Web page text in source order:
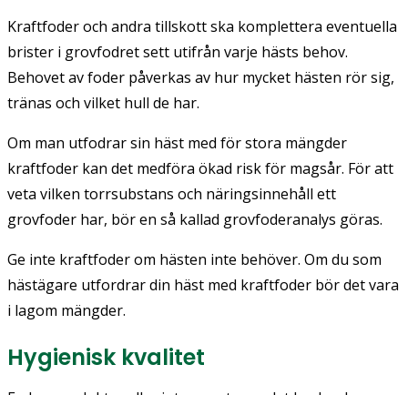
Kraftfoder och andra tillskott ska komplettera eventuella
brister i grovfodret sett utifrån varje hästs behov.
Behovet av foder påverkas av hur mycket hästen rör sig,
tränas och vilket hull de har.
Om man utfodrar sin häst med för stora mängder
kraftfoder kan det medföra ökad risk för magsår. För att
veta vilken torrsubstans och näringsinnehåll ett
grovfoder har, bör en så kallad grovfoderanalys göras.
Ge inte kraftfoder om hästen inte behöver. Om du som
hästägare utfordrar din häst med kraftfoder bör det vara
i lagom mängder.
Hygienisk kvalitet